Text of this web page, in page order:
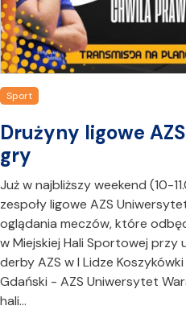
Sport
Drużyny ligowe
gry
Już w najbliższy weekend (10-
zespoły ligowe AZS
oglądania meczów, które
w Miejskiej Hali Sportowej przy
derby AZS w I Lidze
Gdański - AZS Uniwersytet
hali…